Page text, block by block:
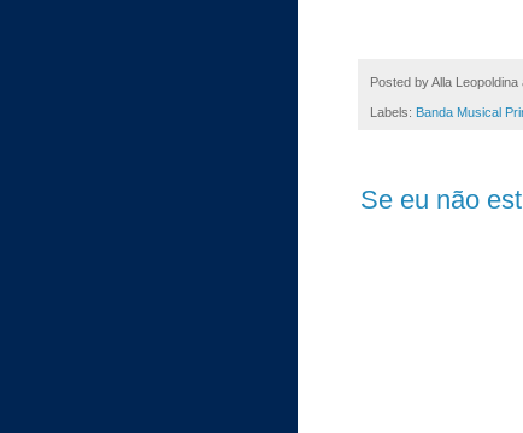
Posted byAlla Leopoldina
Labels: Banda Musical
Se eu não